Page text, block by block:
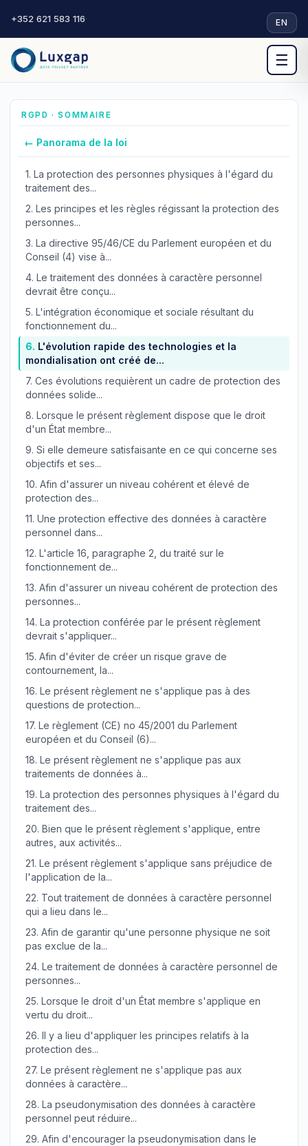
+352 621 583 116· EN
☰
RGPD · SOMMAIRE
← Panorama de la loi
1. La protection des personnes physiques à l'égard du
traitement des...
2. Les principes et les règles régissant la protection des
personnes...
3. La directive 95/46/CE du Parlement européen et du
Conseil (4) vise à...
4. Le traitement des données à caractère personnel
devrait être conçu...
5. L'intégration économique et sociale résultant du
fonctionnement du...
6. L'évolution rapide des technologies et la
mondialisation ont créé de...
7. Ces évolutions requièrent un cadre de protection des
données solide...
8. Lorsque le présent règlement dispose que le droit
d'un État membre...
9. Si elle demeure satisfaisante en ce qui concerne ses
objectifs et ses...
10. Afin d'assurer un niveau cohérent et élevé de
protection des...
11. Une protection effective des données à caractère
personnel dans...
12. L'article 16, paragraphe 2, du traité sur le
fonctionnement de...
13. Afin d'assurer un niveau cohérent de protection des
personnes...
14. La protection conférée par le présent règlement
devrait s'appliquer...
15. Afin d'éviter de créer un risque grave de
contournement, la...
16. Le présent règlement ne s'applique pas à des
questions de protection...
17. Le règlement (CE) no 45/2001 du Parlement
européen et du Conseil (6)...
18. Le présent règlement ne s'applique pas aux
traitements de données à...
19. La protection des personnes physiques à l'égard du
traitement des...
20. Bien que le présent règlement s'applique, entre
autres, aux activités...
21. Le présent règlement s'applique sans préjudice de
l'application de la...
22. Tout traitement de données à caractère personnel
qui a lieu dans le...
23. Afin de garantir qu'une personne physique ne soit
pas exclue de la...
24. Le traitement de données à caractère personnel de
personnes...
25. Lorsque le droit d'un État membre s'applique en
vertu du droit...
26. Il y a lieu d'appliquer les principes relatifs à la
protection des...
27. Le présent règlement ne s'applique pas aux
données à caractère...
28. La pseudonymisation des données à caractère
personnel peut réduire...
29. Afin d'encourager la pseudonymisation dans le